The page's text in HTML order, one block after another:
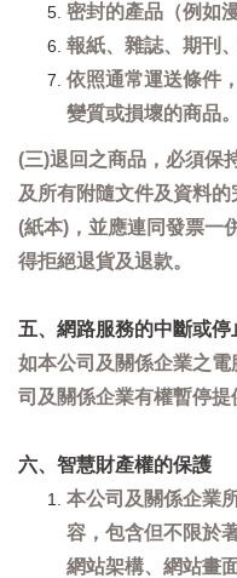
密封的產品（例如
報紙、雜誌、期刊
依照通常運送條件
變質或損壞的商品。
(三)退回之商品，必須保
及所有附隨文件及資料
(紙本)，並應連同發票一
得拒絕退貨及退款。
五、網路服務的中斷或停
如本公司及關係企業之
司及關係企業有權暫停提
六、智慧財產權的保護
本公司及關係企業
容，包含但不限於
網站架構、網站畫